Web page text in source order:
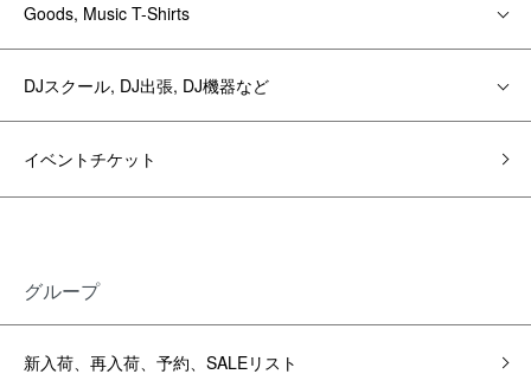
Goods, Music T-Shirts
DJスクール, DJ出張, DJ機器など
イベントチケット
グループ
新入荷、再入荷、予約、SALEリスト